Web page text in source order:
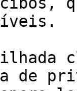
de